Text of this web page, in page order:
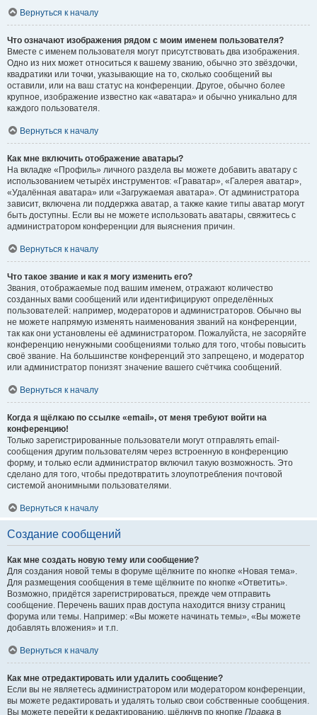
Вернуться к началу
Что означают изображения рядом с моим именем пользователя?
Вместе с именем пользователя могут присутствовать два изображения.
Одно из них может относиться к вашему званию, обычно это звёздочки,
квадратики или точки, указывающие на то, сколько сообщений вы
оставили, или на ваш статус на конференции. Другое, обычно более
крупное, изображение известно как «аватара» и обычно уникально для
каждого пользователя.
Вернуться к началу
Как мне включить отображение аватары?
На вкладке «Профиль» личного раздела вы можете добавить аватару с
использованием четырёх инструментов: «Граватар», «Галерея аватар»,
«Удалённая аватара» или «Загружаемая аватара». От администратора
зависит, включена ли поддержка аватар, а также какие типы аватар могут
быть доступны. Если вы не можете использовать аватары, свяжитесь с
администратором конференции для выяснения причин.
Вернуться к началу
Что такое звание и как я могу изменить его?
Звания, отображаемые под вашим именем, отражают количество
созданных вами сообщений или идентифицируют определённых
пользователей: например, модераторов и администраторов. Обычно вы
не можете напрямую изменять наименования званий на конференции,
так как они установлены её администратором. Пожалуйста, не засоряйте
конференцию ненужными сообщениями только для того, чтобы повысить
своё звание. На большинстве конференций это запрещено, и модератор
или администратор понизят значение вашего счётчика сообщений.
Вернуться к началу
Когда я щёлкаю по ссылке «email», от меня требуют войти на
конференцию!
Только зарегистрированные пользователи могут отправлять email-
сообщения другим пользователям через встроенную в конференцию
форму, и только если администратор включил такую возможность. Это
сделано для того, чтобы предотвратить злоупотребления почтовой
системой анонимными пользователями.
Вернуться к началу
Создание сообщений
Как мне создать новую тему или сообщение?
Для создания новой темы в форуме щёлкните по кнопке «Новая тема».
Для размещения сообщения в теме щёлкните по кнопке «Ответить».
Возможно, придётся зарегистрироваться, прежде чем отправить
сообщение. Перечень ваших прав доступа находится внизу страниц
форума или темы. Например: «Вы можете начинать темы», «Вы можете
добавлять вложения» и т.п.
Вернуться к началу
Как мне отредактировать или удалить сообщение?
Если вы не являетесь администратором или модератором конференции,
вы можете редактировать и удалять только свои собственные сообщения.
Вы можете перейти к редактированию, щёлкнув по кнопке Правка в